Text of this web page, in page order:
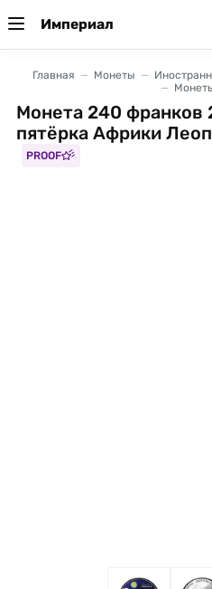
Империал
Главная Монеты
Монета 240 франков
пятёрка Африки
PROOF